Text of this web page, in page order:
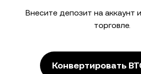
Внесите депозит на аккаунт
торговле.
Конвертировать